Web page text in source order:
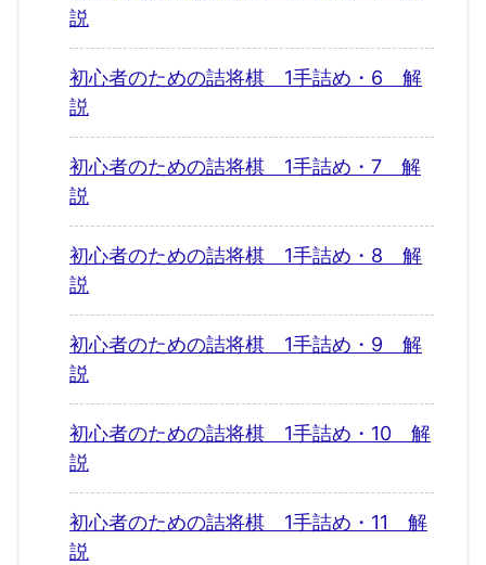
説
初心者のための詰将棋 1手詰め・6 解
説
初心者のための詰将棋 1手詰め・7 解
説
初心者のための詰将棋 1手詰め・8 解
説
初心者のための詰将棋 1手詰め・9 解
説
初心者のための詰将棋 1手詰め・10 解
説
初心者のための詰将棋 1手詰め・11 解
説